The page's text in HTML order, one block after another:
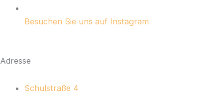
Besuchen Sie uns auf Instagram
Adresse
Schulstraße 4